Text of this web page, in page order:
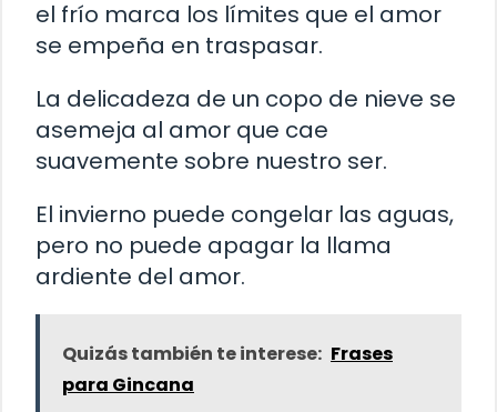
el frío marca los límites que el amor
se empeña en traspasar.
La delicadeza de un copo de nieve se
asemeja al amor que cae
suavemente sobre nuestro ser.
El invierno puede congelar las aguas,
pero no puede apagar la llama
ardiente del amor.
Quizás también te interese: Frases
para Gincana